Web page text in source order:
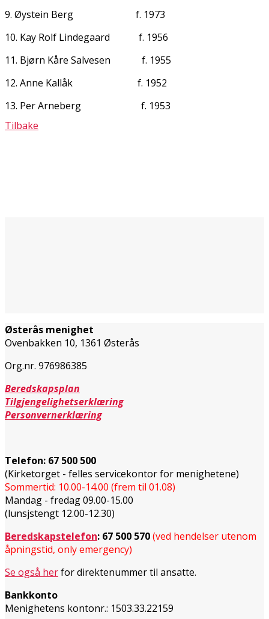
9. Øystein Berg f. 1973
10. Kay Rolf Lindegaard f. 1956
11. Bjørn Kåre Salvesen f. 1955
12. Anne Kallåk f. 1952
13. Per Arneberg f. 1953
Tilbake
Østerås menighet
Ovenbakken 10, 1361 Østerås
Org.nr. 976986385
Beredskapsplan
Tilgjengelighetserklæring
Personvernerklæring
Telefon: 67 500 500
(Kirketorget - felles servicekontor for menighetene)
Sommertid: 10.00-14.00 (frem til 01.08)
Mandag - fredag 09.00-15.00
(lunsjstengt 12.00-12.30)
Beredskapstelefon: 67 500 570(ved hendelser utenom
åpningstid, only emergency)
Se også herfor direktenummer til ansatte.
Bankkonto
Menighetens kontonr.: 1503.33.22159